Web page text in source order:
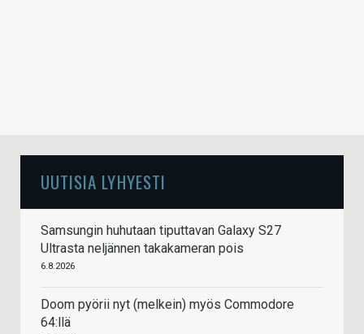
UUTISIA LYHYESTI
Samsungin huhutaan tiputtavan Galaxy S27
Ultrasta neljännen takakameran pois
6.8.2026
Doom pyörii nyt (melkein) myös Commodore
64:llä